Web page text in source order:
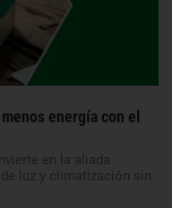
energía con el
en la aliada
luz y climatización sin